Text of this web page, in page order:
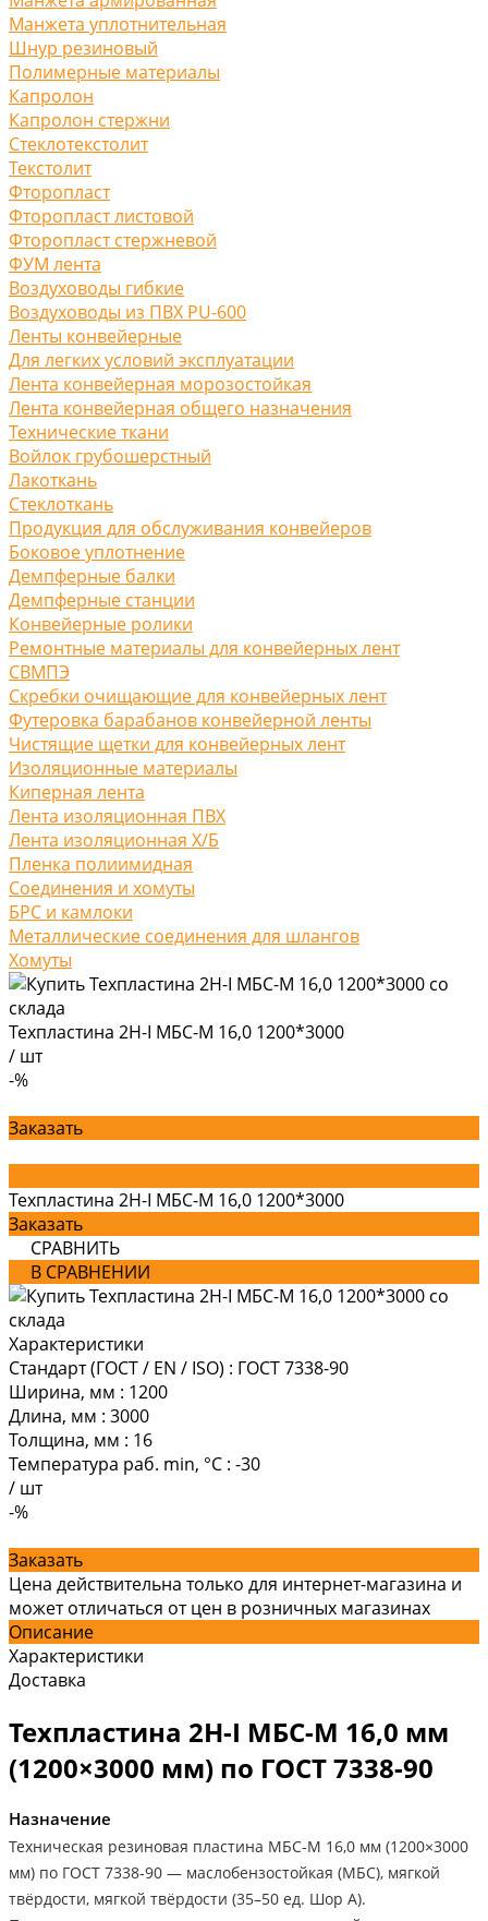
Манжета уплотнительная
Шнур резиновый
Полимерные материалы
Капролон
Капролон стержни
Стеклотекстолит
Текстолит
Фторопласт
Фторопласт листовой
Фторопласт стержневой
ФУМ лента
Воздуховоды гибкие
Воздуховоды из ПВХ PU-600
Ленты конвейерные
Для легких условий эксплуатации
Лента конвейерная морозостойкая
Лента конвейерная общего назначения
Технические ткани
Войлок грубошерстный
Лакоткань
Стеклоткань
Продукция для обслуживания конвейеров
Боковое уплотнение
Демпферные балки
Демпферные станции
Конвейерные ролики
Ремонтные материалы для конвейерных лент
СВМПЭ
Скребки очищающие для конвейерных лент
Футеровка барабанов конвейерной ленты
Чистящие щетки для конвейерных лент
Изоляционные материалы
Киперная лента
Лента изоляционная ПВХ
Лента изоляционная Х/Б
Пленка полиимидная
Соединения и хомуты
БРС и камлоки
Металлические соединения для шлангов
Хомуты
Техпластина 2Н-I МБС-М 16,0 1200*3000
/ шт
-%
Заказать
Техпластина 2Н-I МБС-М 16,0 1200*3000
Заказать
СРАВНИТЬ
В СРАВНЕНИИ
Характеристики
Стандарт (ГОСТ / EN / ISO) : ГОСТ 7338-90
Ширина, мм : 1200
Длина, мм : 3000
Толщина, мм : 16
Температура раб. min, °C : -30
/ шт
-%
Заказать
Цена действительна только для интернет-магазина и
может отличаться от цен в розничных магазинах
Описание
Характеристики
Доставка
Техпластина 2Н-I МБС-М 16,0 мм
(1200×3000 мм) по ГОСТ 7338-90
Назначение
Техническая резиновая пластина МБС-М 16,0 мм (1200×3000
мм) по ГОСТ 7338-90 — маслобензостойкая (МБС), мягкой
твёрдости, мягкой твёрдости (35–50 ед. Шор А).